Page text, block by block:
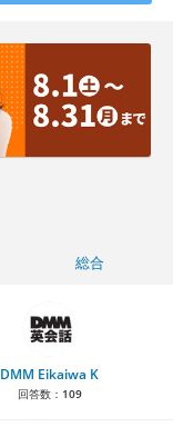
総合
DMM Eikaiwa K
回答数： 109